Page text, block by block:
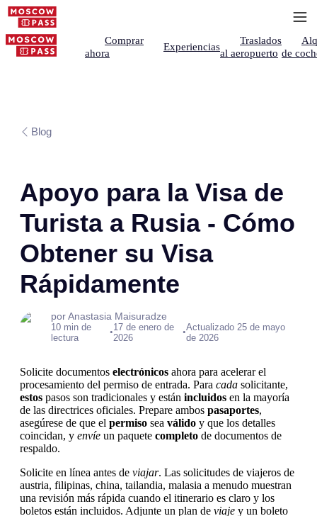
Comprar
ahora
Experiencias
Traslados
al aeropuerto de
Blog
Apoyo para la Visa de
Turista a Rusia - Cómo
Obtener su Visa
Rápidamente
por Anastasia Maisuradze
10 min de
lectura
•17 de enero de
2026
•Actualizado 25 de mayo
de 2026
Solicite documentos electrónicos ahora para acelerar el
procesamiento del permiso de entrada. Para cada solicitante,
estos pasos son tradicionales y están incluidos en la mayoría
de las directrices oficiales. Prepare ambos pasaportes,
asegúrese de que el permiso sea válido y que los detalles
coincidan, y envíe un paquete completo de documentos de
respaldo.
Solicite en línea antes de viajar. Las solicitudes de viajeros de
austria, filipinas, china, tailandia, malasia a menudo muestran
una revisión más rápida cuando el itinerario es claro y los
boletos están incluidos. Adjunte un plan de viaje y un boleto